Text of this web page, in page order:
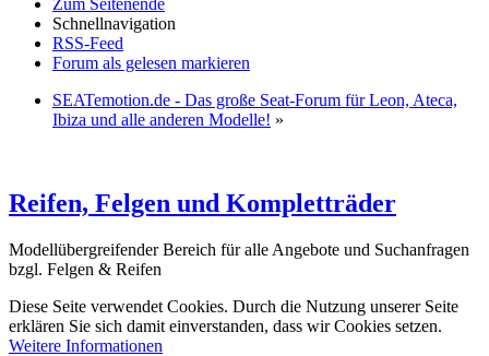
Zum Seitenende
Schnellnavigation
RSS-Feed
Forum als gelesen markieren
SEATemotion.de - Das große Seat-Forum für Leon, Ateca,
Ibiza und alle anderen Modelle! »
Reifen, Felgen und Kompletträder
Modellübergreifender Bereich für alle Angebote und Suchanfragen
bzgl. Felgen & Reifen
Diese Seite verwendet Cookies. Durch die Nutzung unserer Seite
erklären Sie sich damit einverstanden, dass wir Cookies setzen.
Weitere Informationen